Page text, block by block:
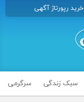
خرید رپورتاژ آگهی
سبک زندگی سرگرمی